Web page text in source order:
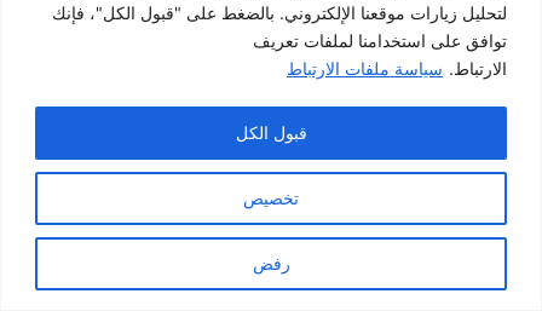
لتحليل زيارات موقعنا الإلكتروني. بالضغط على "قبول الكل"، فإنك
توافق على استخدامنا لملفات تعريف
الارتباط. سياسة ملفات الارتباط
تخصيص
رفض
قبول الكل